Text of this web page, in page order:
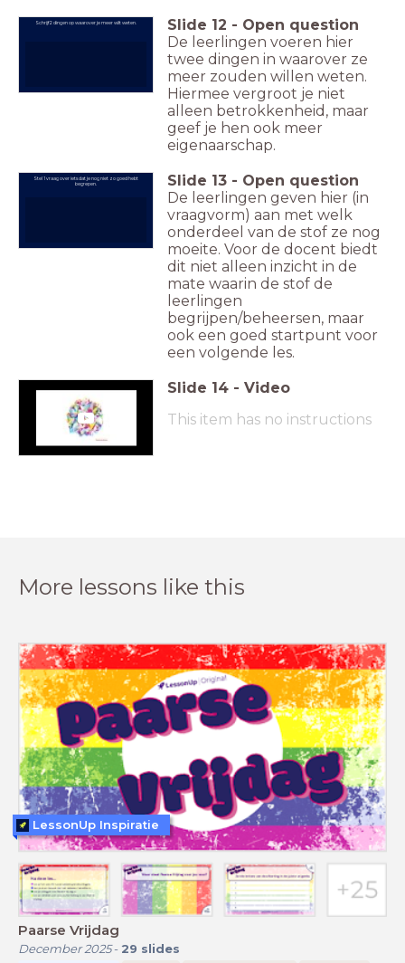
Schrijf 2 dingen op waarover je meer wilt weten. Slide 12 - Open question
De leerlingen voeren hier
twee dingen in waarover ze
meer zouden willen weten.
Hiermee vergroot je niet
alleen betrokkenheid, maar
geef je hen ook meer
eigenaarschap.
Stel 1 vraag over iets dat je nog niet zo goed hebt
begrepen.
Slide 13 - Open question
De leerlingen geven hier (in
vraagvorm) aan met welk
onderdeel van de stof ze nog
moeite. Voor de docent biedt
dit niet alleen inzicht in de
mate waarin de stof de
leerlingen
begrijpen/beheersen, maar
ook een goed startpunt voor
een volgende les.
Slide 14 - Video
This item has no instructions
More lessons like this
Paarse Vrijdag
December 2025- 29 slides
LessonUp Inspiratie